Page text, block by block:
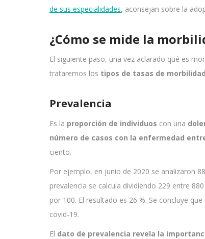
de sus especialidades, aconsejan sobre la
¿Cómo se mide la
El siguiente paso, una vez aclarado qué es
trataremos los tipos de tasas de morbilidad
Prevalencia
Es la proporción de individuos con una
número de casos con la enfermedad
ciento.
Por ejemplo, en junio de 2020 se analizaron
prevalencia se calcula dividiendo 229 entre
por 100. El resultado es 26 %. Se concluye
covid-19.
El dato de prevalencia revela la